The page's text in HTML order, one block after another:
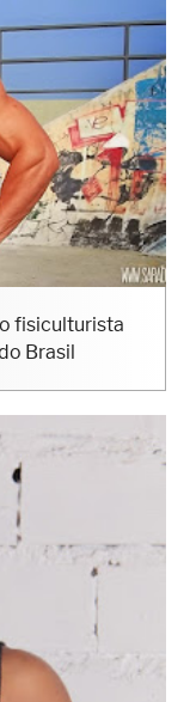
fisiculturista
Brasil